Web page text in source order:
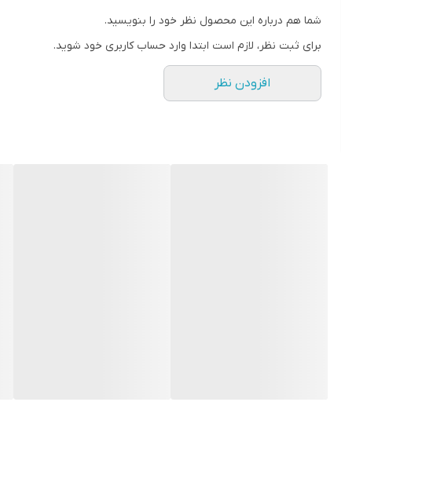
شما هم درباره این محصول نظر خود را بنویسید.
برای ثبت نظر، لازم است ابتدا وارد حساب کاربری خود شوید.
افزودن نظر